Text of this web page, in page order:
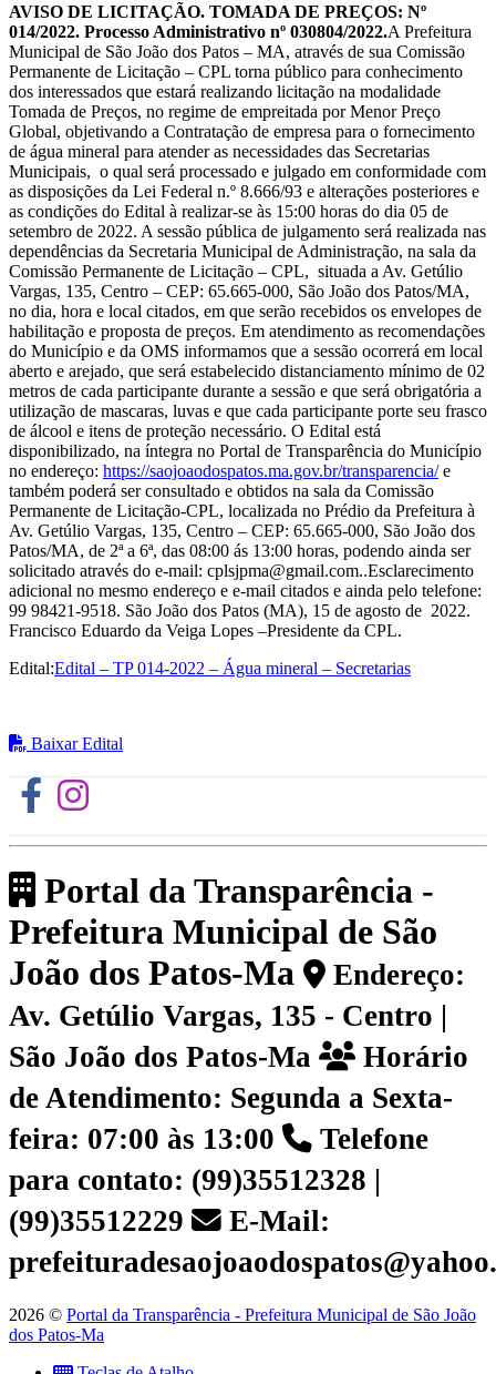
AVISO DE LICITAÇÃO. TOMADA DE PREÇOS: Nº
014/2022. Processo Administrativo nº 030804/2022.A Prefeitura
Municipal de São João dos Patos – MA, através de sua Comissão
Permanente de Licitação – CPL torna público para conhecimento
dos interessados que estará realizando licitação na modalidade
Tomada de Preços, no regime de empreitada por Menor Preço
Global, objetivando a Contratação de empresa para o fornecimento
de água mineral para atender as necessidades das Secretarias
Municipais, o qual será processado e julgado em conformidade com
as disposições da Lei Federal n.º 8.666/93 e alterações posteriores e
as condições do Edital à realizar-se às 15:00 horas do dia 05 de
setembro de 2022. A sessão pública de julgamento será realizada nas
dependências da Secretaria Municipal de Administração, na sala da
Comissão Permanente de Licitação – CPL, situada a Av. Getúlio
Vargas, 135, Centro – CEP: 65.665-000, São João dos Patos/MA,
no dia, hora e local citados, em que serão recebidos os envelopes de
habilitação e proposta de preços. Em atendimento as recomendações
do Município e da OMS informamos que a sessão ocorrerá em local
aberto e arejado, que será estabelecido distanciamento mínimo de 02
metros de cada participante durante a sessão e que será obrigatória a
utilização de mascaras, luvas e que cada participante porte seu frasco
de álcool e itens de proteção necessário. O Edital está
disponibilizado, na íntegra no Portal de Transparência do Município
no endereço: https://saojoaodospatos.ma.gov.br/transparencia/e
também poderá ser consultado e obtidos na sala da Comissão
Permanente de Licitação-CPL, localizada no Prédio da Prefeitura à
Av. Getúlio Vargas, 135, Centro – CEP: 65.665-000, São João dos
Patos/MA, de 2ª a 6ª, das 08:00 ás 13:00 horas, podendo ainda ser
solicitado através do e-mail: cplsjpma@gmail.com..Esclarecimento
adicional no mesmo endereço e e-mail citados e ainda pelo telefone:
99 98421-9518. São João dos Patos (MA), 15 de agosto de 2022.
Francisco Eduardo da Veiga Lopes –Presidente da CPL.
Edital:Edital – TP 014-2022 – Água mineral – Secretarias
Baixar Edital
Portal da Transparência -
Prefeitura Municipal de São
João dos Patos-Ma
Endereço:
Av. Getúlio Vargas, 135 - Centro |
São João dos Patos-Ma
Horário
de Atendimento: Segunda a Sexta-
feira: 07:00 às 13:00
Telefone
para contato: (99)35512328 |
(99)35512229
E-Mail:
2026 © Portal da Transparência - Prefeitura Municipal de São João
dos Patos-Ma